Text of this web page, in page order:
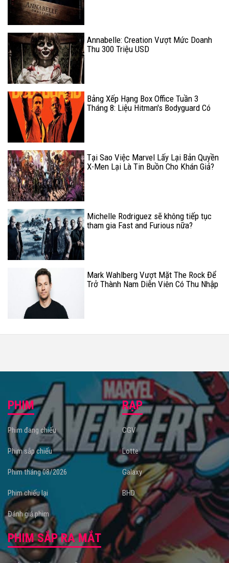
Annabelle: Creation Vượt Mức Doanh
Thu 300 Triệu USD
Bảng Xếp Hạng Box Office Tuần 3
Tháng 8: Liệu Hitman's Bodyguard Có
Tại Sao Việc Marvel Lấy Lại Bản Quyền
X-Men Lại Là Tin Buồn Cho Khán Giả?
Michelle Rodriguez sẽ không tiếp tục
tham gia Fast and Furious nữa?
Mark Wahlberg Vượt Mặt The Rock Để
Trở Thành Nam Diễn Viên Có Thu Nhập
PHIM
Phim đang chiếu
Phim sắp chiếu
Phim tháng 08/2026
Phim chiếu lại
Đánh giá phim
RẠP
CGV
Lotte
Galaxy
BHD
PHIM SẮP RA MẮT